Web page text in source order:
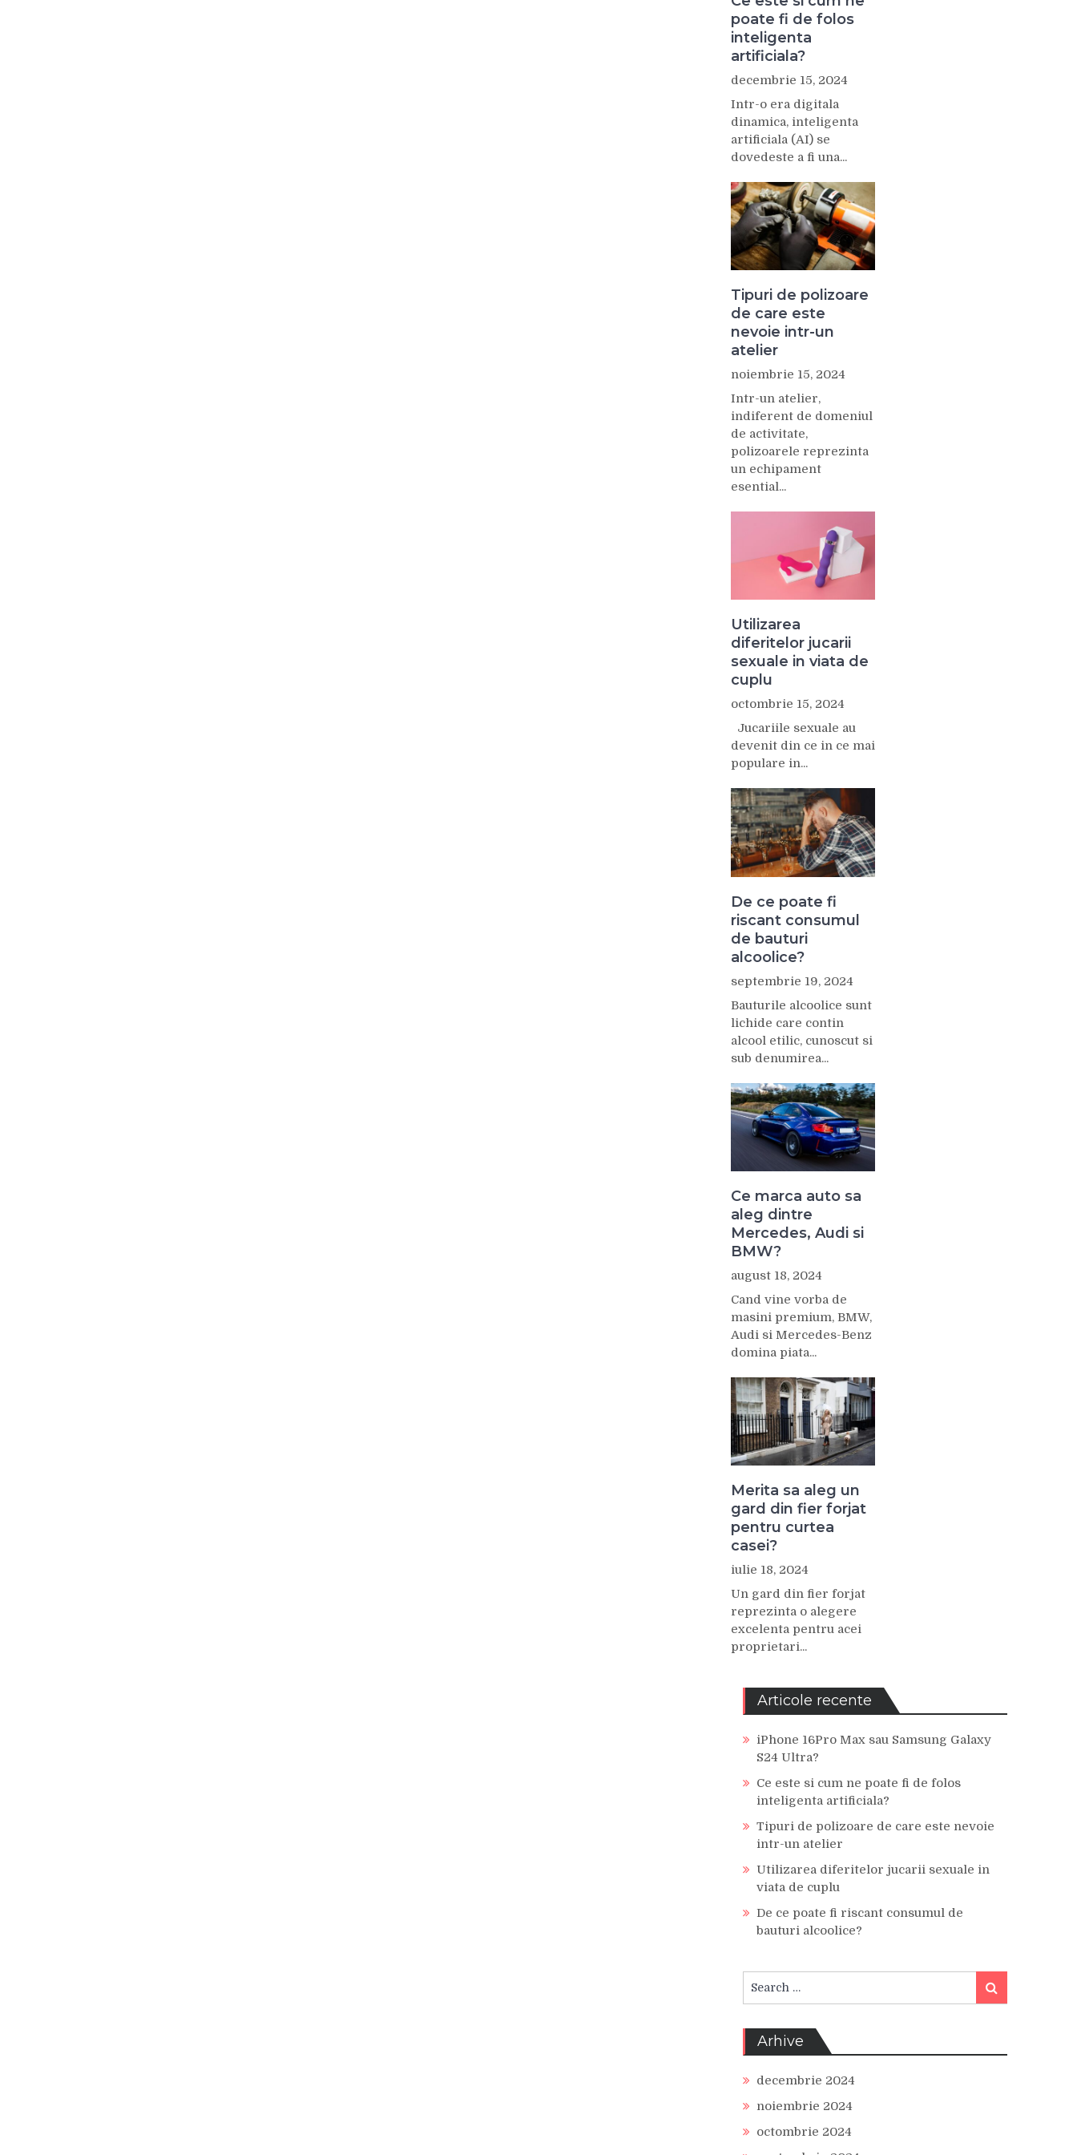
poate fi de folos
inteligenta
artificiala?
decembrie 15, 2024
Intr-o era digitala
dinamica, inteligenta
artificiala (AI) se
dovedeste a fi una...
Tipuri de polizoare
de care este
nevoie intr-un
atelier
noiembrie 15, 2024
Intr-un atelier,
indiferent de domeniul
de activitate,
polizoarele reprezinta
un echipament
esential...
Utilizarea
diferitelor jucarii
sexuale in viata de
cuplu
octombrie 15, 2024
Jucariile sexuale au
devenit din ce in ce mai
populare in...
De ce poate fi
riscant consumul
de bauturi
alcoolice?
septembrie 19, 2024
Bauturile alcoolice sunt
lichide care contin
alcool etilic, cunoscut si
sub denumirea...
Ce marca auto sa
aleg dintre
Mercedes, Audi si
BMW?
august 18, 2024
Cand vine vorba de
masini premium, BMW,
Audi si Mercedes-Benz
domina piata...
Merita sa aleg un
gard din fier forjat
pentru curtea
casei?
iulie 18, 2024
Un gard din fier forjat
reprezinta o alegere
excelenta pentru acei
proprietari...
Articole recente
iPhone 16Pro Max sau Samsung Galaxy
S24 Ultra?
Ce este si cum ne poate fi de folos
inteligenta artificiala?
Tipuri de polizoare de care este nevoie
intr-un atelier
Utilizarea diferitelor jucarii sexuale in
viata de cuplu
De ce poate fi riscant consumul de
bauturi alcoolice?
for:
Search
Arhive
decembrie 2024
noiembrie 2024
octombrie 2024